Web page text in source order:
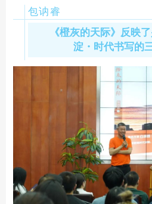
包讷睿
《橙灰的天际》反映
淀・时代书写的